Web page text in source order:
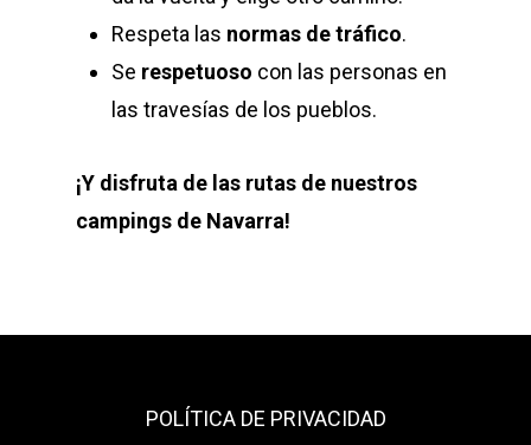
Respeta las normas de tráfico.
Se respetuoso con las personas en
las travesías de los pueblos.
¡Y disfruta de las rutas de nuestros
campings de Navarra!
POLÍTICA DE PRIVACIDAD